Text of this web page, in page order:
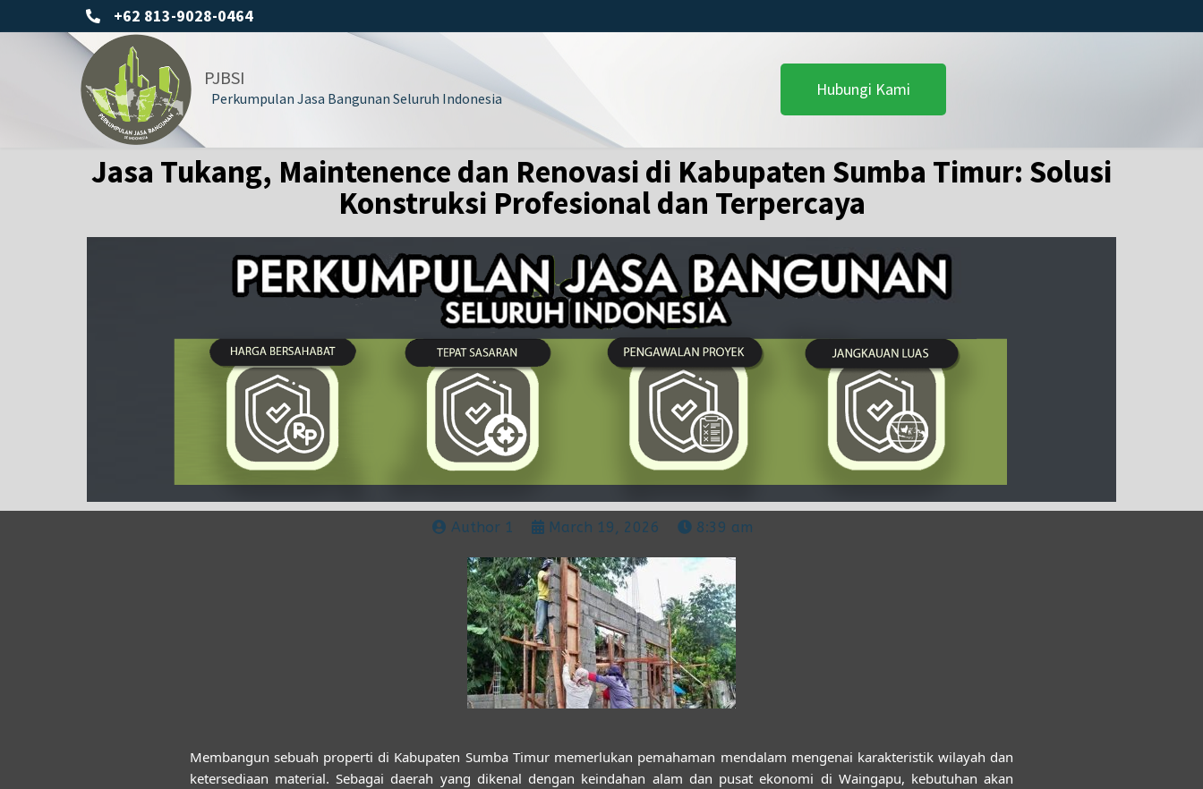
+62 813-9028-0464
PJBSI
Perkumpulan Jasa Bangunan Seluruh Indonesia Hubungi Kami
Jasa Tukang, Maintenence dan Renovasi di Kabupaten Sumba Timur: Solusi
Konstruksi Profesional dan Terpercaya
Author 1 March 19, 2026 8:39 am
Membangun sebuah properti di Kabupaten Sumba Timur memerlukan pemahaman mendalam mengenai karakteristik wilayah dan
ketersediaan material. Sebagai daerah yang dikenal dengan keindahan alam dan pusat ekonomi di Waingapu, kebutuhan akan